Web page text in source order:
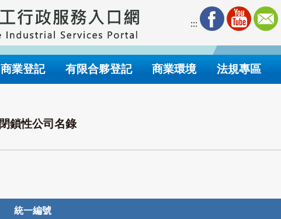
:::
商業登記 有限合夥登記 商業環境 法規專區
閉鎖性公司名錄
統一編號